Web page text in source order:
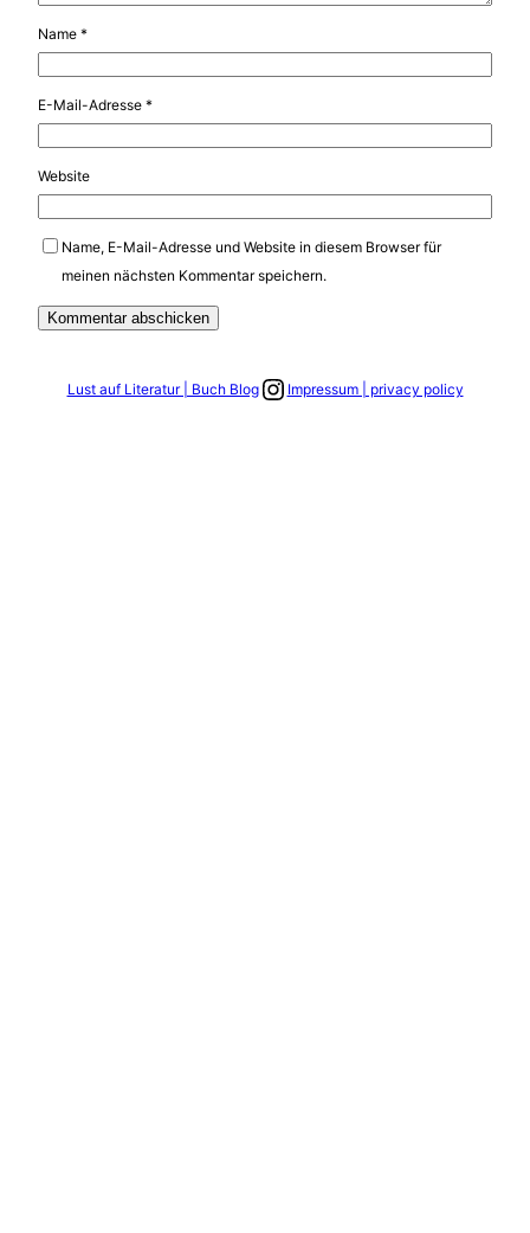
Name *
E-Mail-Adresse *
Website
Name, E-Mail-Adresse und Website in diesem Browser für
meinen nächsten Kommentar speichern.
Lust auf Literatur | Buch BlogLink zum Instagram Account
Impressum | privacy policy